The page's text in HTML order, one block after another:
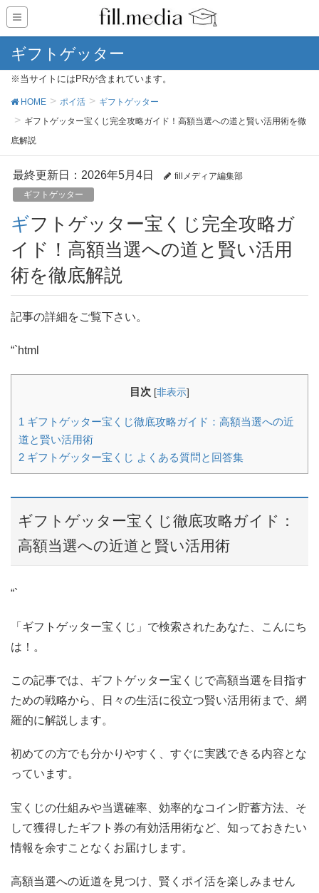
ギフトゲッター
※当サイトにはPRが含まれています。
HOME ポイ活
ギフトゲッター
ギフトゲッター宝くじ完全攻略ガイド！高額当選への道と賢い活用術を徹
底解説
最終更新日：2026年5月4日
fillメディア編集部
ギフトゲッター
ギフトゲッター宝くじ完全攻略ガ
イド！高額当選への道と賢い活用
術を徹底解説
記事の詳細をご覧下さい。
“`html
目次 [非表示]
1 ギフトゲッター宝くじ徹底攻略ガイド：高額当選への近
道と賢い活用術
2 ギフトゲッター宝くじ よくある質問と回答集
ギフトゲッター宝くじ徹底攻略ガイド：
高額当選への近道と賢い活用術
“`
「ギフトゲッター宝くじ」で検索されたあなた、こんにち
は！。
この記事では、ギフトゲッター宝くじで高額当選を目指す
ための戦略から、日々の生活に役立つ賢い活用術まで、網
羅的に解説します。
初めての方でも分かりやすく、すぐに実践できる内容とな
っています。
宝くじの仕組みや当選確率、効率的なコイン貯蓄方法、そ
して獲得したギフト券の有効活用術など、知っておきたい
情報を余すことなくお届けします。
高額当選への近道を見つけ、賢くポイ活を楽しみません